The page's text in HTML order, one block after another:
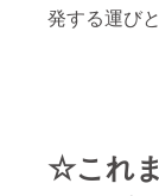
発する運び
☆これ